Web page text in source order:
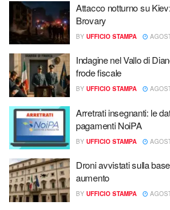
Attacco notturno su
Brovary
BY UFFICIO STAMPA
Indagine nel Vallo di
frode fiscale
BY UFFICIO STAMPA
Arretrati insegnanti: le
pagamenti NoiPA
BY UFFICIO STAMPA
Droni avvistati sulla
aumento
BY UFFICIO STAMPA